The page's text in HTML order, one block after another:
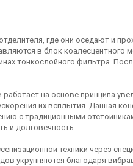
где они оседают и
в блок коалесцентного
тонкослойного фильтра.
на основе принципа
их всплытия. Данная
с традиционными
и долговечность.
техники через
укрупняются благодаря